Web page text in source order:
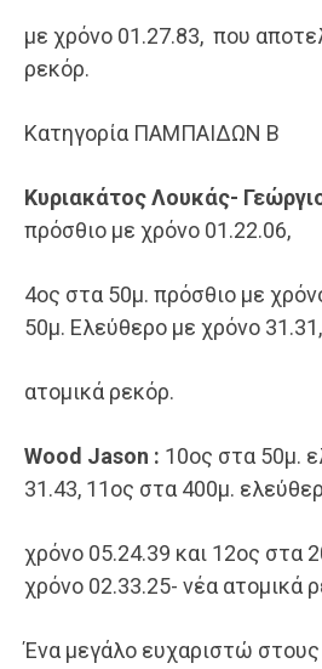
με χρόνο 01.27.83, που
ρεκόρ.
Κατηγορία ΠΑΜΠΑΙΔΩΝ Β
Κυριακάτος Λουκάς-
πρόσθιο με χρόνο 01.22.06,
4ος στα 50μ. πρόσθιο με
50μ. Ελεύθερο με χρόνο
ατομικά ρεκόρ.
Wood Jason : 10ος στα 50μ.
31.43, 11ος στα 400μ.
χρόνο 05.24.39 και 12ος στα
χρόνο 02.33.25- νέα ατομικά
Ένα μεγάλο ευχαριστώ